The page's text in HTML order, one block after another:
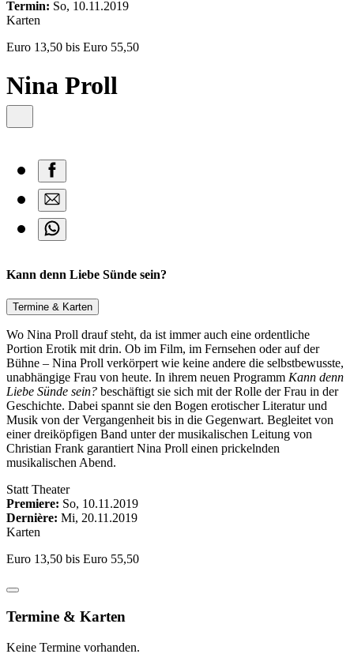
content
Termin: So, 10.11.2019
Karten
Euro 13,50 bis Euro 55,50
Nina Proll
Kann denn Liebe Sünde sein?
Termine & Karten
Wo Nina Proll drauf steht, da ist immer auch eine ordentliche
Portion Erotik mit drin. Ob im Film, im Fernsehen oder auf der
Bühne – Nina Proll verkörpert wie keine andere die selbstbewusste,
unabhängige Frau von heute. In ihrem neuen Programm Kann denn
Liebe Sünde sein? beschäftigt sie sich mit der Rolle der Frau in der
Geschichte. Dabei spannt sie den Bogen erotischer Literatur und
Musik von der Vergangenheit bis in die Gegenwart. Begleitet von
einer dreiköpfigen Band unter der musikalischen Leitung von
Christian Frank garantiert Nina Proll einen prickelnden
musikalischen Abend.
Statt Theater
Premiere: So, 10.11.2019
Dernière: Mi, 20.11.2019
Karten
Euro 13,50 bis Euro 55,50
Termine & Karten
Keine Termine vorhanden.